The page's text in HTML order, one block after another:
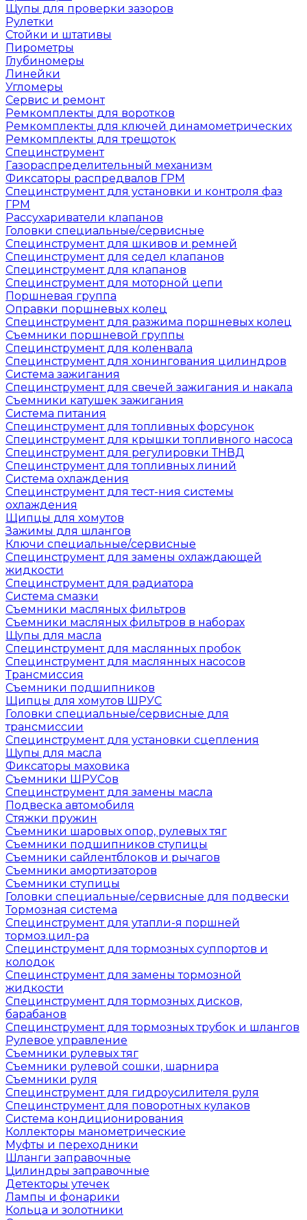
Щупы для проверки зазоров
Рулетки
Стойки и штативы
Пирометры
Глубиномеры
Линейки
Угломеры
Сервис и ремонт
Ремкомплекты для воротков
Ремкомплекты для ключей динамометрических
Ремкомплекты для трещоток
Специнструмент
Газораспределительный механизм
Фиксаторы распредвалов ГРМ
Специнструмент для установки и контроля фаз
ГРМ
Рассухариватели клапанов
Головки специальные/сервисные
Специнструмент для шкивов и ремней
Специнструмент для седел клапанов
Специнструмент для клапанов
Специнструмент для моторной цепи
Поршневая группа
Оправки поршневых колец
Специнструмент для разжима поршневых колец
Съемники поршневой группы
Специнструмент для коленвала
Специнструмент для хонингования цилиндров
Система зажигания
Специнструмент для свечей зажигания и накала
Съемники катушек зажигания
Система питания
Специнструмент для топливных форсунок
Специнструмент для крышки топливного насоса
Специнструмент для регулировки ТНВД
Специнструмент для топливных линий
Система охлаждения
Специнструмент для тест-ния системы
охлаждения
Щипцы для хомутов
Зажимы для шлангов
Ключи специальные/сервисные
Специнструмент для замены охлаждающей
жидкости
Специнструмент для радиатора
Система смазки
Съемники масляных фильтров
Съемники масляных фильтров в наборах
Щупы для масла
Специнструмент для маслянных пробок
Специнструмент для маслянных насосов
Трансмиссия
Съемники подшипников
Щипцы для хомутов ШРУС
Головки специальные/сервисные для
трансмиссии
Специнструмент для установки сцепления
Щупы для масла
Фиксаторы маховика
Съемники ШРУСов
Специнструмент для замены масла
Подвеска автомобиля
Стяжки пружин
Съемники шаровых опор, рулевых тяг
Съемники подшипников ступицы
Съемники сайлентблоков и рычагов
Съемники амортизаторов
Съемники ступицы
Головки специальные/сервисные для подвески
Тормозная система
Специнструмент для утапли-я поршней
тормоз.цил-ра
Специнструмент для тормозных суппортов и
колодок
Специнструмент для замены тормозной
жидкости
Специнструмент для тормозных дисков,
барабанов
Специнструмент для тормозных трубок и шлангов
Рулевое управление
Съемники рулевых тяг
Съемники рулевой сошки, шарнира
Съемники руля
Специнструмент для гидроусилителя руля
Специнструмент для поворотных кулаков
Система кондиционирования
Коллекторы манометрические
Муфты и переходники
Шланги заправочные
Цилиндры заправочные
Детекторы утечек
Лампы и фонарики
Кольца и золотники